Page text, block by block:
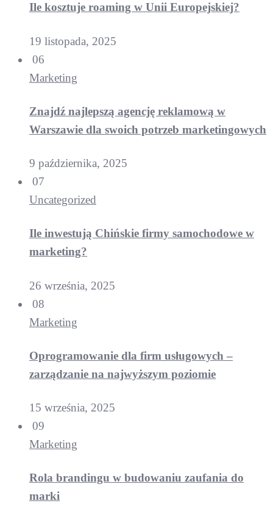
Ile kosztuje roaming w Unii Europejskiej?
19 listopada, 2025
06
Marketing
Znajdź najlepszą agencję reklamową w
Warszawie dla swoich potrzeb marketingowych
9 października, 2025
07
Uncategorized
Ile inwestują Chińskie firmy samochodowe w
marketing?
26 września, 2025
08
Marketing
Oprogramowanie dla firm usługowych –
zarządzanie na najwyższym poziomie
15 września, 2025
09
Marketing
Rola brandingu w budowaniu zaufania do
marki